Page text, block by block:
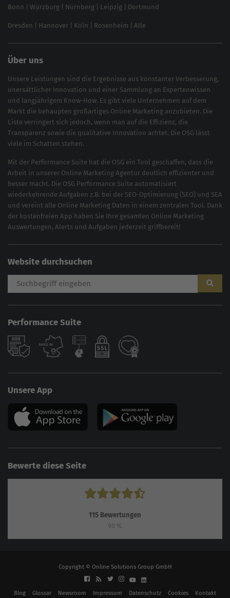
Brand Monitoring 2025
Bonn Würzburg Nürnberg Leipzig Dortmund
Dresden Hannover Köln Rosenheim Alle
Über uns
Unsere Leistungen sind die Ergebnisse aus konstanter Verbesserung,
unersättlicher Innovation und einer Sammlung an Expertenwissen
und langjährigem Know-How. Es gibt viele Unternehmen auf dem
Markt die behaupten großartiges Online Marketing anzubieten. Die
Liste verringert sich jedoch, wenn man auf die Effizienz, die
Transparenz sowie die qualitative Innovation achtet. Die OSG lässt
viele im Schatten stehen.
Mit der Performance Suite hat die OSG ein Tool geschaffen, dass die
Arbeit in unserer Online Marketing Agentur deutlich effizienter und
besser macht. Die OSG Performance Suite automatisiert
wiederkehrende Aufgaben z.B. bei der SEO-Optimierung (SEO) und SEA
und vereint alle Online Marketing Daten in einem zentralen Tool. Dank
der kostenfreien App haben Sie Ihre gesamten Online Marketing
Auswertungen, Alerts und Aufgaben jederzeit griffbereit!
Website durchsuchen
Performance Suite
Unsere App
Bewerte diese Seite
115 Bewertungen
90 %
Copyright © Online Solutions Group GmbH
Blog Glossar Newsroom Impressum Datenschutz Cookies Kontakt